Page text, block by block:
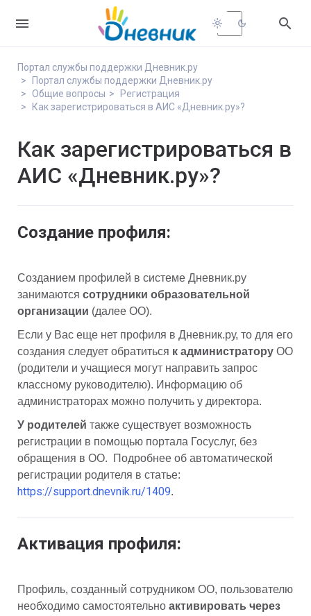
 light_mode dark_mode 
Портал службы поддержки Дневник.ру
Портал службы поддержки Дневник.ру
Общие вопросы
Регистрация
Как зарегистрироваться в АИС «Дневник.ру»?
Как зарегистрироваться в
АИС «Дневник.ру»?
Создание профиля:
Созданием профилей в системе Дневник.ру
занимаются сотрудники образовательной
организации (далее ОО).
Если у Вас еще нет профиля в Дневник.ру, то для его
создания следует обратиться к администратору ОО
(родители и учащиеся могут направить запрос
классному руководителю). Информацию об
администраторах можно получить у директора.
У родителей также существует возможность
регистрации в помощью портала Госуслуг, без
обращения в ОО.  Подробнее об автоматической
https://support.dnevnik.ru/1409.
Активация профиля:
Профиль, созданный сотрудником ОО, пользователю
необходимо самостоятельно активировать через